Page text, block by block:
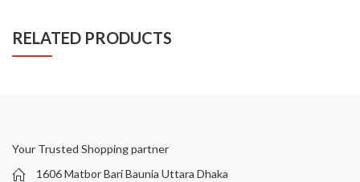
RELATED PRODUCTS
Your Trusted Shopping partner
1606 Matbor Bari Baunia Uttara Dhaka